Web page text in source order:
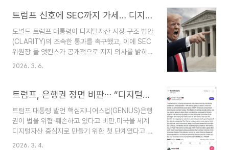
한 ‘지니어스 법(Genius Law)’ 제정 필요성 언급문
럼프 대통령은 암호화폐의 결제 수단으로서의 확산
가능성을 긍정적으로 평가하며, 규제 완화와 새로운
법 제정을 통해 자유로운 시장 환경을 조성해야 한
다는 입장을 밝힌 것입니
- 코..
트럼프 신호에 SEC까지 가세… 디지털자산 입법 ‘드라이브’
도널드 트럼프 대통령이 디지털자산 시장 구조 법안
(CLARITY)의 조속한 통과를 촉구했고, 이에 SEC
위원장 폴 앳킨스가 공개적으로 지지 의사를 밝히며
행정부와 규제기관이 동시에 입법 드라이브에 나선
대 금융 혁신의 중심이 돼야 한다고 강조. 은행권이
위원장 지지: 폴 앳킨스 위원장이 트럼프 발언을 공
유하며 CLARITY 법안 추진을 공개적으로 지지. 셀
리그먼 의장과 협력해 법안 실행을 약속.법안 목적:
SEC와 CFTC 간 관할권 문제를 해소하고, 디지털
2026. 3. 6.
트럼프, 은행권 정면 비판⋯ “디지털자산 입법 방해 용납 못해”
트럼프 대통령 발언 핵심지니어스법(GENIUS)은행
권이 법을 위협·훼손하고 있다고 비판.미국을 세계
디지털자산 중심지로 만들기 위한 첫 단계였다고 평
가.은행들이 기록적 수익을 내면서도 디지털자산 발
2026. 3. 4.